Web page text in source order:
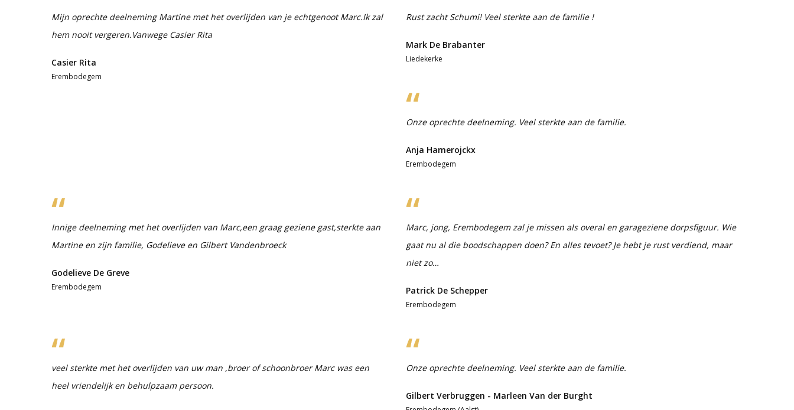
Mijn oprechte deelneming Martine met het overlijden van je echtgenoot Marc.Ik zal
hem nooit vergeren.Vanwege Casier Rita
Casier Rita
Erembodegem
Rust zacht Schumi! Veel sterkte aan de familie !
Mark De Brabanter
Liedekerke
Onze oprechte deelneming. Veel sterkte aan de familie.
Anja Hamerojckx
Erembodegem
Innige deelneming met het overlijden van Marc,een graag geziene gast,sterkte aan
Martine en zijn familie, Godelieve en Gilbert Vandenbroeck
Godelieve De Greve
Erembodegem
Marc, jong, Erembodegem zal je missen als overal en garageziene dorpsfiguur. Wie
gaat nu al die boodschappen doen? En alles tevoet? Je hebt je rust verdiend, maar
niet zo…
Patrick De Schepper
Erembodegem
veel sterkte met het overlijden van uw man ,broer of schoonbroer Marc was een
heel vriendelijk en behulpzaam persoon.
Onze oprechte deelneming. Veel sterkte aan de familie.
Gilbert Verbruggen - Marleen Van der Burght